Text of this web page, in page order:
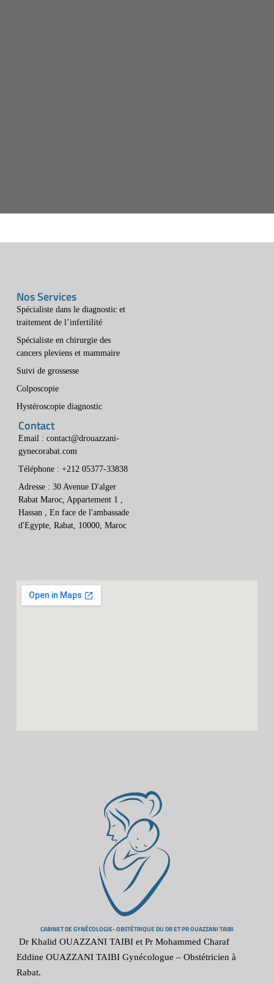
CABINET DE GYNÉCOLOGIE- OBSTÉTRIQUE DU DR ET PR OUAZZANI TAIBI
Dr Khalid OUAZZANI TAIBI et Pr Mohammed Charaf
Eddine OUAZZANI TAIBI Gynécologue – Obstétricien à
Rabat.
Nos Services
Spécialiste dans le diagnostic et
traitement de l’infertilité
Spécialiste en chirurgie des
cancers pleviens et mammaire
Suivi de grossesse
Colposcopie
Hystéroscopie diagnostic
Contact
Email : contact@drouazzani-
gynecorabat.com
Téléphone : +212 05377-33838
Adresse : 30 Avenue D'alger
Rabat Maroc, Appartement 1 ,
Hassan , En face de l'ambassade
d'Egypte, Rabat, 10000, Maroc